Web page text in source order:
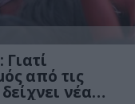
από τις
νέα